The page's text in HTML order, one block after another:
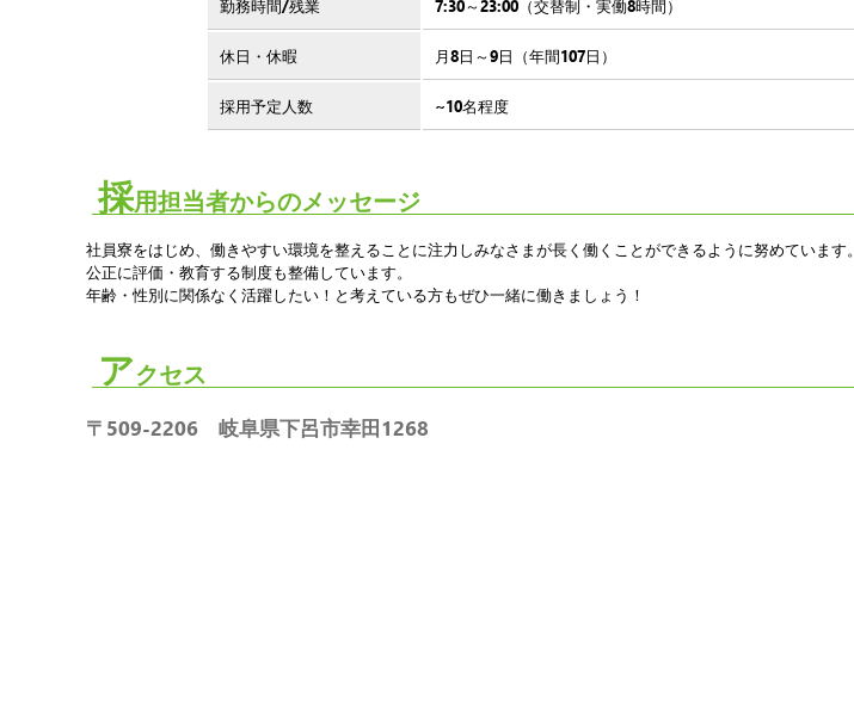
勤務時間/残業 7:30～23:00（交替制・実働8時間）
休日・休暇 月8日～9日（年間107日）
採用予定人数 ~10名程度
採用担当者からのメッセージ
社員寮をはじめ、働きやすい環境を整えることに注力しみなさまが長く働くことができるように努めています。
公正に評価・教育する制度も整備しています。
年齢・性別に関係なく活躍したい！と考えている方もぜひ一緒に働きましょう！
アクセス
〒509-2206 岐阜県下呂市幸田1268